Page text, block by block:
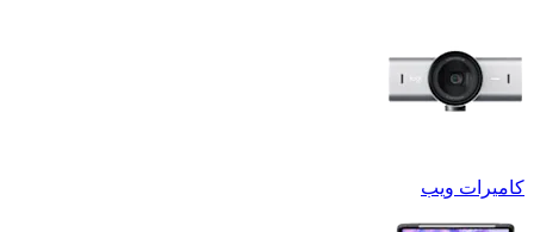
كاميرات ويب